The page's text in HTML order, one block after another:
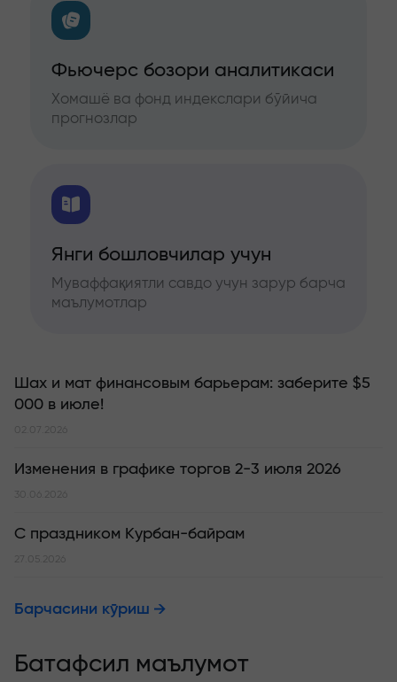
Фьючерс бозори аналитикаси
Хомашё ва фонд индекслари бўйича
прогнозлар
Янги бошловчилар учун
Муваффақиятли савдо учун зарур барча
маълумотлар
Шах и мат финансовым барьерам: заберите $5
000 в июле!
02.07.2026
Изменения в графике торгов 2-3 июля 2026
30.06.2026
С праздником Курбан-байрам
27.05.2026
Барчасини кўриш
Батафсил маълумот